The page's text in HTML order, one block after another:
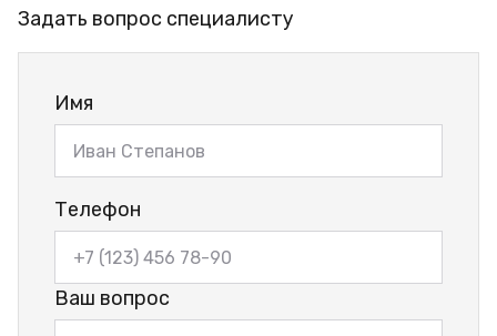
Задать вопрос специалисту
Имя
Телефон
Ваш вопрос